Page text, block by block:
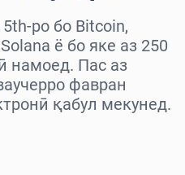
ро бо Bitcoin,
ё бо яке аз 250
намоед. Пас аз
фавран
қабул мекунед.